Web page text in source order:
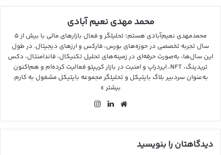
محمد مهدی نعیم آبادی
محمدمهدی نعیم‌آبادی هستم؛ تحلیلگر و فعال بازارهای مالی با بیش از ۵
سال تجربه تخصصی در حوزه‌های بورس، فارکس و ارزهای دیجیتال. در طول
این سال‌ها، به‌صورت حرفه‌ای در زمینه‌های تحلیل تکنیکال، فاندامنتال، دکس
تریدینگ، NFT، ایردراپ و امنیت در بازار کریپتو فعالیت کرده‌ام و هم‌اکنون
به‌عنوان سردبیر بلاگ بایتیکل و تحلیلگر مجموعه بایتیکل مشغول به کارم.
بیشتر »
وب
ت
لین
ین گرا
دیدگاهتان را بنویسید